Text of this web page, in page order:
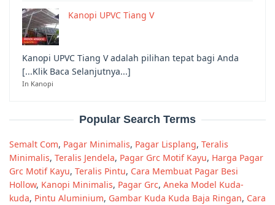
Kanopi UPVC Tiang V
Kanopi UPVC Tiang V adalah pilihan tepat bagi Anda
[...Klik Baca Selanjutnya...]
In Kanopi
Popular Search Terms
Semalt Com, Pagar Minimalis, Pagar Lisplang, Teralis
Minimalis, Teralis Jendela, Pagar Grc Motif Kayu, Harga Pagar
Grc Motif Kayu, Teralis Pintu, Cara Membuat Pagar Besi
Hollow, Kanopi Minimalis, Pagar Grc, Aneka Model Kuda-
kuda, Pintu Aluminium, Gambar Kuda Kuda Baja Ringan, Cara